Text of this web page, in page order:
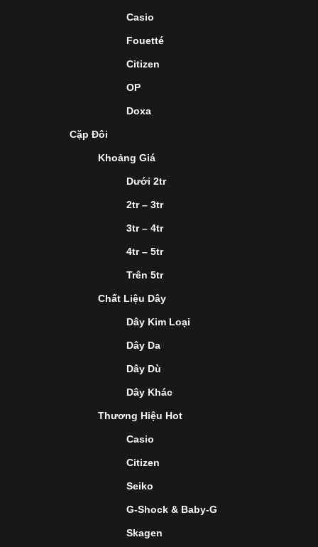
Casio
Fouetté
Citizen
OP
Doxa
Cặp Đôi
Khoảng Giá
Dưới 2tr
2tr – 3tr
3tr – 4tr
4tr – 5tr
Trên 5tr
Chất Liệu Dây
Dây Kim Loại
Dây Da
Dây Dù
Dây Khác
Thương Hiệu Hot
Casio
Citizen
Seiko
G-Shock & Baby-G
Skagen